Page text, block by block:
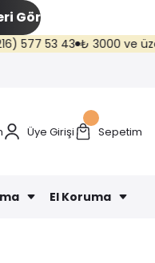
Gör
₺ 3000 ve üzeri kargo
Üye Girişi Sepetim
El Koruma